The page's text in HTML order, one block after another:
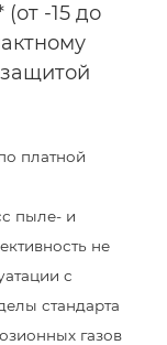
-15 до
платной
пыле- и
не
с
стандарта
газов